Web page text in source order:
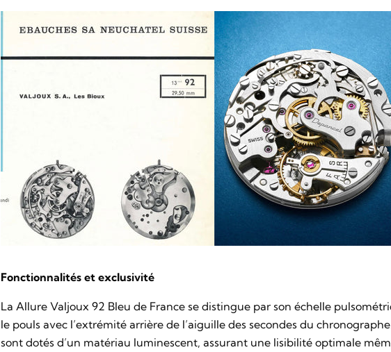
Fonctionnalités et exclusivité
La Allure Valjoux 92 Bleu de France se distingue par son échelle
le pouls avec l’extrémité arrière de l’aiguille des secondes du
sont dotés d’un matériau luminescent, assurant une lisibilité optimale